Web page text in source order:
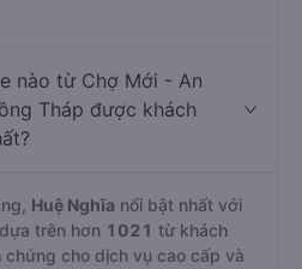
nào từ Chợ Mới - An
Tháp được khách
Huệ Nghĩa nổi bật nhất với
dựa trên hơn 1021 từ khách
chứng cho dịch vụ cao cấp và